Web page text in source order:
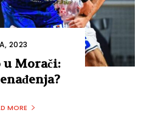
2023
u Morači:
MORE